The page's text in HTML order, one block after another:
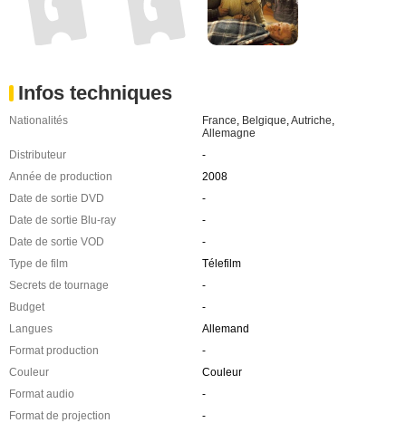
Infos techniques
Nationalités France Belgique Autriche
Allemagne
Distributeur
-
Année de production
2008
Date de sortie DVD
-
Date de sortie Blu-ray
-
Date de sortie VOD
-
Type de film
Télefilm
Secrets de tournage
-
Budget
-
Langues
Allemand
Format production
-
Couleur
Couleur
Format audio
-
Format de projection
-